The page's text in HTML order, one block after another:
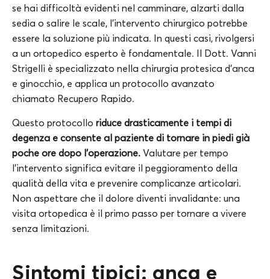
se hai difficoltà evidenti nel camminare, alzarti dalla
sedia o salire le scale, l’intervento chirurgico potrebbe
essere la soluzione più indicata. In questi casi, rivolgersi
a un ortopedico esperto è fondamentale. Il Dott. Vanni
Strigelli è specializzato nella chirurgia protesica d’anca
e ginocchio, e applica un protocollo avanzato
chiamato Recupero Rapido.
Questo protocollo riduce drasticamente i tempi di
degenza e consente al paziente di tornare in piedi già
poche ore dopo l’operazione. Valutare per tempo
l’intervento significa evitare il peggioramento della
qualità della vita e prevenire complicanze articolari.
Non aspettare che il dolore diventi invalidante: una
visita ortopedica è il primo passo per tornare a vivere
senza limitazioni.
Sintomi tipici: anca e